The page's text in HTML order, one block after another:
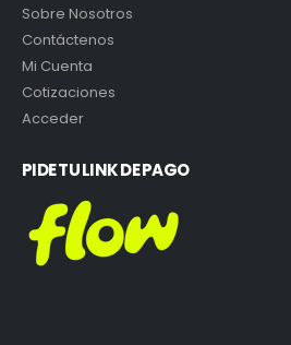
Sobre Nosotros
Contáctenos
Mi Cuenta
Cotizaciones
Acceder
PIDE TU LINK DE PAGO